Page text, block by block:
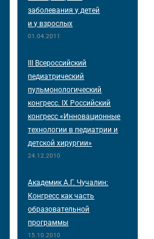
заболевания у детей
и у взрослых
01.04.2011
III Всероссийский
педиатрический
пульмонологический
конгресс. IX Российский
конгресс «Инновационные
технологии в педиатрии и
детской хирургии»
24.12.2010
Академик А.Г. Чучалин:
Конгресс как часть
образовательной
программы
15.10.2010